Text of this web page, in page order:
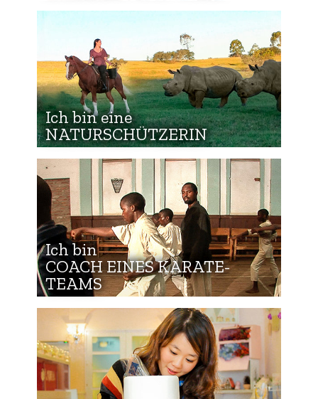
Ich bin eine
NATURSCHÜTZERIN
Ich bin
COACH EINES KARATE-
TEAMS